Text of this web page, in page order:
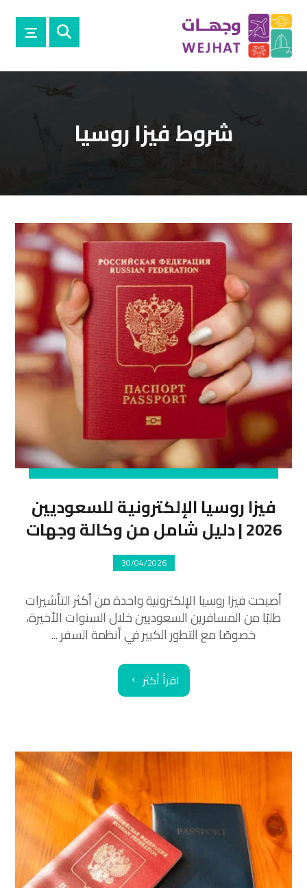
شروط فيزا روسيا
فيزا روسيا الإلكترونية للسعوديين
2026 | دليل شامل من وكالة وجهات
30/04/2026
أصبحت فيزا روسيا الإلكترونية واحدة من أكثر التأشيرات
طلبًا من المسافرين السعوديين خلال السنوات الأخيرة،
خصوصًا مع التطور الكبير في أنظمة السفر ...
اقرأ أكثر